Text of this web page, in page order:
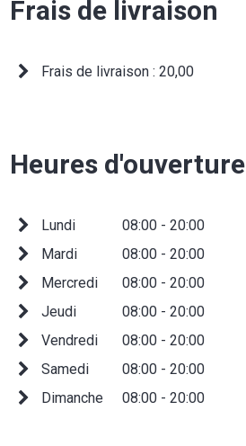
Frais de livraison
Frais de livraison : 20,00
Heures d'ouverture
Lundi
08:00 - 20:00
Mardi
08:00 - 20:00
Mercredi
08:00 - 20:00
Jeudi
08:00 - 20:00
Vendredi
08:00 - 20:00
Samedi
08:00 - 20:00
Dimanche
08:00 - 20:00